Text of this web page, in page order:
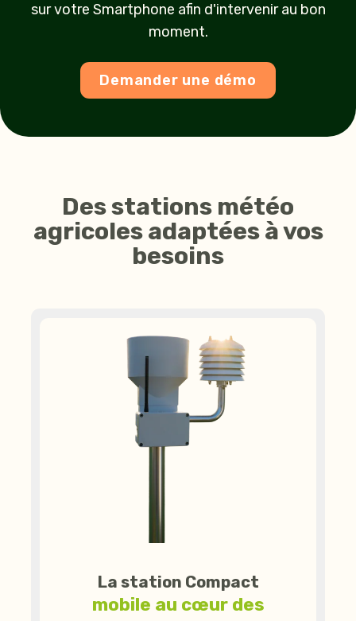
sur votre Smartphone afin d'intervenir au bon
moment.
Demander une démo
Des stations météo
agricoles adaptées à vos
besoins
La station Compact
mobile au cœur des